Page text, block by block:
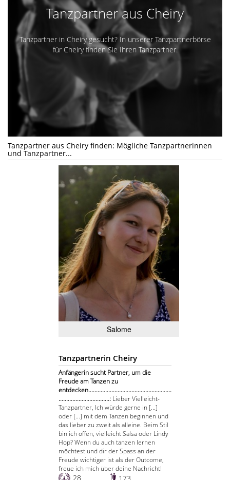
Tanzpartner aus Cheiry
Tanzpartner in Cheiry gesucht? In unserer Tanzpartnerbörse
für Cheiry finden Sie Ihren Tanzpartner.
Tanzpartner aus Cheiry finden: Mögliche Tanzpartnerinnen
und Tanzpartner...
Salome
Tanzpartnerin Cheiry
Anfängerin sucht Partner, um die
Freude am Tanzen zu
entdecken......................................................
.................................: Lieber Vielleicht-
Tanzpartner, Ich würde gerne in [...]
oder [...] mit dem Tanzen beginnen und
das lieber zu zweit als alleine. Beim Stil
bin ich offen, vielleicht Salsa oder Lindy
Hop? Wenn du auch tanzen lernen
möchtest und dir der Spass an der
Freude wichtiger ist als der Outcome,
freue ich mich über deine Nachricht!
28